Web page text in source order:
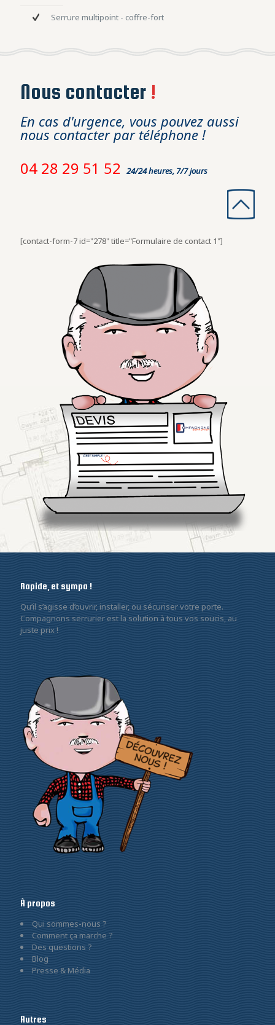
Serrure multipoint - coffre-fort
Nous contacter !
En cas d'urgence, vous pouvez aussi
nous contacter par téléphone !
04 28 29 51 52 24/24 heures, 7/7 jours
[contact-form-7 id="278" title="Formulaire de contact 1"]
Rapide, et sympa !
Qu’il s’agisse d’ouvrir, installer, ou sécuriser votre porte.
Compagnons serrurier est la solution à tous vos soucis, au
juste prix !
À propos
Qui sommes-nous ?
Comment ça marche ?
Des questions ?
Blog
Presse & Média
Autres